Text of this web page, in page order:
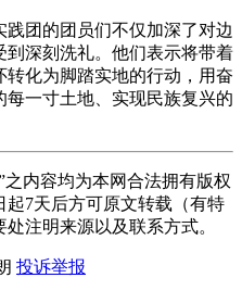
团的团员们不仅加深了对边
深刻洗礼。他们表示将带着
化为脚踏实地的行动，用奋
一寸土地、实现民族复兴的
内容均为本网合法拥有版权
7天后方可原文转载（有特
注明来源以及联系方式。
投诉举报